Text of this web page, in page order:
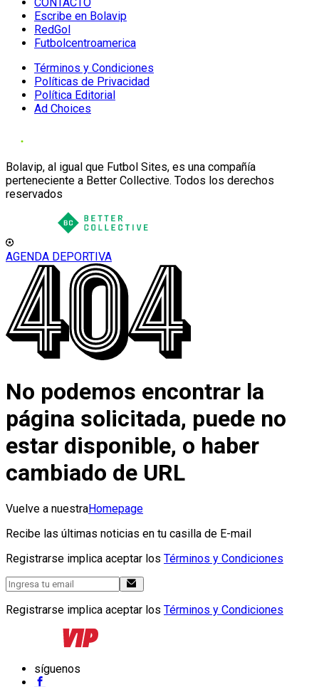
Escribe en Bolavip
RedGol
Futbolcentroamerica
Términos y Condiciones
Políticas de Privacidad
Política Editorial
Ad Choices
Bolavip, al igual que Futbol Sites, es una compañía
perteneciente a Better Collective. Todos los derechos
reservados
AGENDA DEPORTIVA
No podemos encontrar la
página solicitada, puede no
estar disponible, o haber
cambiado de URL
Vuelve a nuestraHomepage
Recibe las últimas noticias en tu casilla de E-mail
Registrarse implica aceptar los Términos y Condiciones
Registrarse implica aceptar los Términos y Condiciones
síguenos